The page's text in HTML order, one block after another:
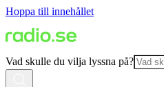
Hoppa till innehållet
Vad skulle du vilja lyssna på?